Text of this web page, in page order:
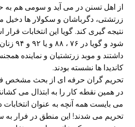
از اهل تسنن در می آید و سومی هم به
زرتشتی، دگرباشان و سکولار ها دخیل
نتیجه گیری کند. گویا این انتخابات
شود و
داشتند و موبد زرتشتیان و نماینده
کاندیدا ها نشسته بودند.
تحریم گران حرفه ای از بحث مشخص
در همین نقطه کار را به ابتذال می
می بایست همه آنچه به عنوان انتخابات
تحریم می شدند! این منطق در فرار به